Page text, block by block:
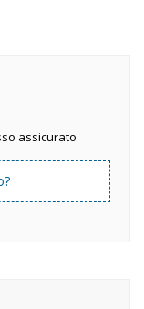
assicurato